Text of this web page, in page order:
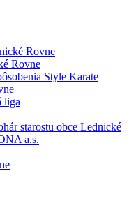
Rovne
Rovne
Style Karate
liga
starostu obce Lednické
a.s.